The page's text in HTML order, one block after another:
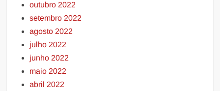
outubro 2022
setembro 2022
agosto 2022
julho 2022
junho 2022
maio 2022
abril 2022